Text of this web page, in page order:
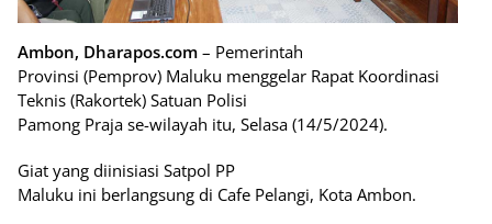
Ambon, Dharapos.com – Pemerintah
Provinsi (Pemprov) Maluku menggelar Rapat Koordinasi
Teknis (Rakortek) Satuan Polisi
Pamong Praja se-wilayah itu, Selasa (14/5/2024).
Giat yang diinisiasi Satpol PP
Maluku ini berlangsung di Cafe Pelangi, Kota Ambon.